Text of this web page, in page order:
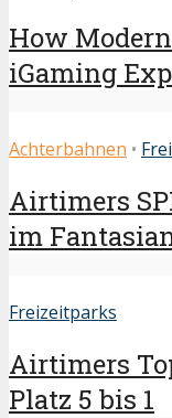
How
iGaming
Achterbahnen •
Airtimers
im
Freizeitparks
Airtimers
Platz 5 bis 1